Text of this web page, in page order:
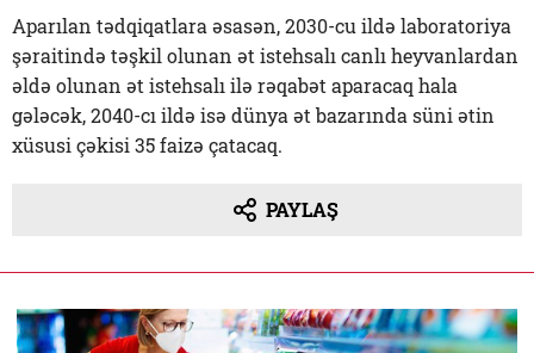
Aparılan tədqiqatlara əsasən, 2030-cu ildə laboratoriya
şəraitində təşkil olunan ət istehsalı canlı heyvanlardan
əldə olunan ət istehsalı ilə rəqabət aparacaq hala
gələcək, 2040-cı ildə isə dünya ət bazarında süni ətin
xüsusi çəkisi 35 faizə çatacaq.
PAYLAŞ